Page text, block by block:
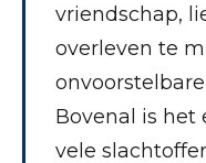
vriendschap,
overleven te
Bovenal is het
vele